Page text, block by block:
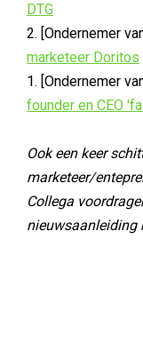
DTG
2. [Ondernemer
marketeer Doritos
1. [Ondernemer
founder en CEO
Ook een keer
marketeer/
Collega
nieuwsaanleiding